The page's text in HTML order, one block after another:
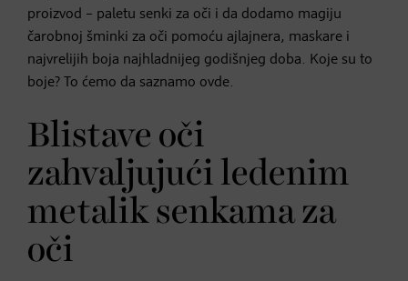
proizvod – paletu senki za oči i da dodamo magiju
čarobnoj šminki za oči pomoću ajlajnera, maskare i
najvrelijih boja najhladnijeg godišnjeg doba. Koje su to
boje? To ćemo da saznamo ovde.
Blistave oči
zahvaljujući ledenim
metalik senkama za
oči